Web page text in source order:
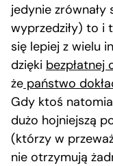
jedynie zrównały
wyprzedziły) to i
się lepiej z wielu
dzięki bezpłatnej
że państwo
Gdy ktoś
dużo hojniejszą
(którzy w
nie otrzymują